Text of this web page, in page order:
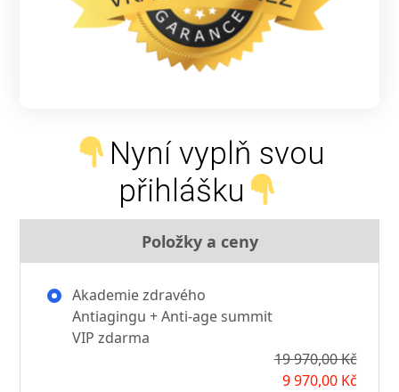
Nyní vyplň svou
přihlášku
Položky a ceny
Akademie zdravého
Antiagingu + Anti-age summit
VIP zdarma
19 970,00 Kč
9 970,00 Kč